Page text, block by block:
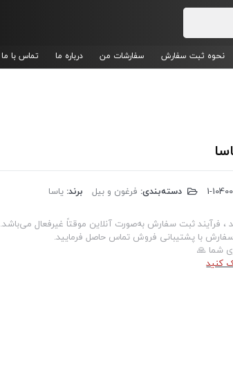
نحوه ثبت سفارش سفارشات من درباره ما تماس با ما
دسته‌بندی: فرغون و بیل برند: یاسا
، فرآیند ثبت سفارش به‌صورت آنلاین موقتاً غیرفعال می‌باشد.
با پشتیبانی فروش تماس حاصل فرمایید.
شما 🙏
کنید